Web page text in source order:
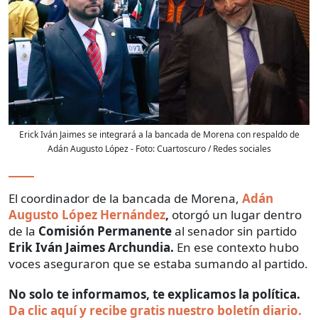
Erick Iván Jaimes se integrará a la bancada de Morena con respaldo de
Adán Augusto López- Foto:Cuartoscuro / Redes sociales
El coordinador de la bancada de Morena, Adán
Augusto López Hernández, otorgó un lugar dentro
de la Comisión Permanenteal senador sin partido
Erik Iván Jaimes Archundia. En ese contexto hubo
voces aseguraron que se estaba sumando al partido.
No solo te informamos, te explicamos la política.
Da clic aquí y recibe gratis nuestro boletín diario.